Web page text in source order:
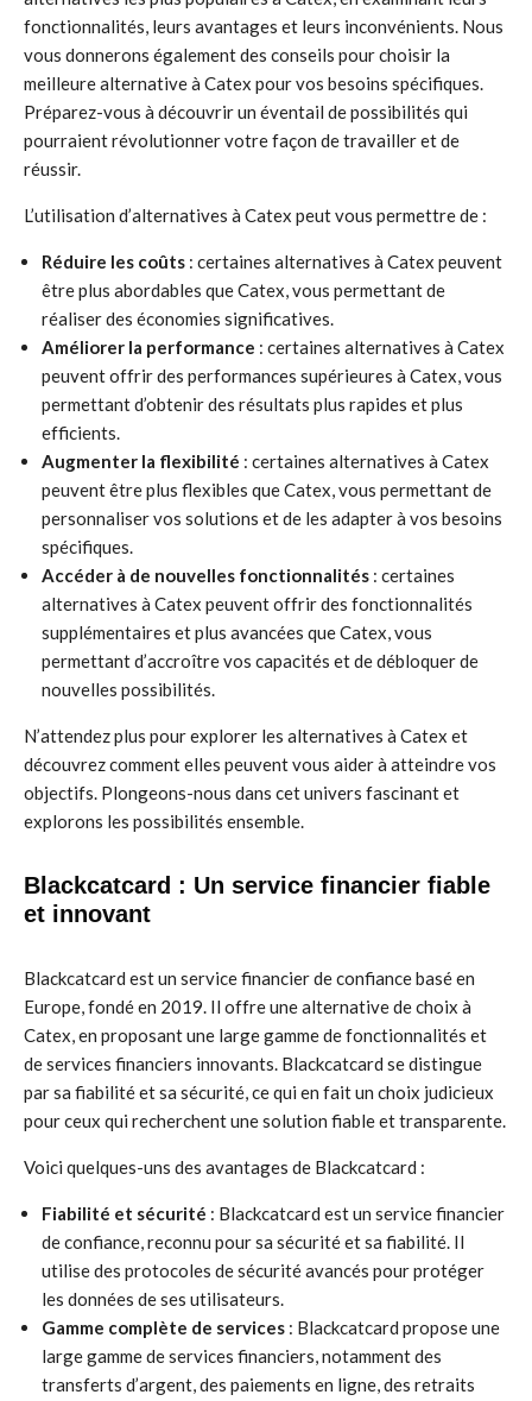
fonctionnalités, leurs avantages et leurs inconvénients. Nous
vous donnerons également des conseils pour choisir la
meilleure alternative à Catex pour vos besoins spécifiques.
Préparez-vous à découvrir un éventail de possibilités qui
pourraient révolutionner votre façon de travailler et de
réussir.
L’utilisation d’alternatives à Catex peut vous permettre de :
Réduire les coûts : certaines alternatives à Catex peuvent
être plus abordables que Catex, vous permettant de
réaliser des économies significatives.
Améliorer la performance : certaines alternatives à Catex
peuvent offrir des performances supérieures à Catex, vous
permettant d’obtenir des résultats plus rapides et plus
efficients.
Augmenter la flexibilité : certaines alternatives à Catex
peuvent être plus flexibles que Catex, vous permettant de
personnaliser vos solutions et de les adapter à vos besoins
spécifiques.
Accéder à de nouvelles fonctionnalités : certaines
alternatives à Catex peuvent offrir des fonctionnalités
supplémentaires et plus avancées que Catex, vous
permettant d’accroître vos capacités et de débloquer de
nouvelles possibilités.
N’attendez plus pour explorer les alternatives à Catex et
découvrez comment elles peuvent vous aider à atteindre vos
objectifs. Plongeons-nous dans cet univers fascinant et
explorons les possibilités ensemble.
Blackcatcard : Un service financier fiable
et innovant
Blackcatcard est un service financier de confiance basé en
Europe, fondé en 2019. Il offre une alternative de choix à
Catex, en proposant une large gamme de fonctionnalités et
de services financiers innovants. Blackcatcard se distingue
par sa fiabilité et sa sécurité, ce qui en fait un choix judicieux
pour ceux qui recherchent une solution fiable et transparente.
Voici quelques-uns des avantages de Blackcatcard :
Fiabilité et sécurité : Blackcatcard est un service financier
de confiance, reconnu pour sa sécurité et sa fiabilité. Il
utilise des protocoles de sécurité avancés pour protéger
les données de ses utilisateurs.
Gamme complète de services : Blackcatcard propose une
large gamme de services financiers, notamment des
transferts d’argent, des paiements en ligne, des retraits